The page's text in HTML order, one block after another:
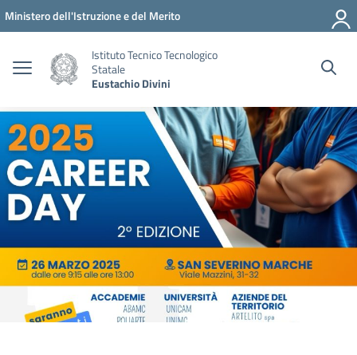
Vai ai contenuti
Vai al menu di navigazione
Vai al footer
Ministero dell'Istruzione e del Merito
Istituto Tecnico Tecnologico
Statale
Eustachio Divini